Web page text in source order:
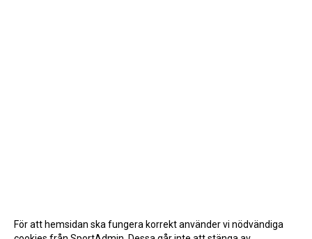
För att hemsidan ska fungera korrekt använder vi nödvändiga